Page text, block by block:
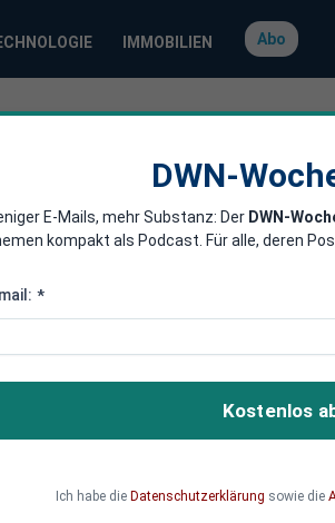
IMMOBILIEN Abo
vor
Firmen: Das
könnten zu wirtschaftlichen
Auflagen
DWN-
E-Mails, mehr Substanz: Der DWN-
kompakt als Podcast. Für alle, deren
*
Kostenlos
Ich habe die Datenschutzerklärung sowie die